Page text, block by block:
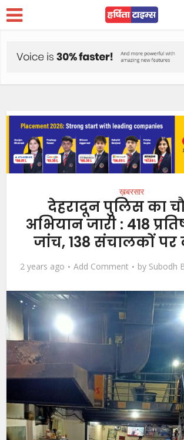
ख़बरसार
देहरादून पुलिस का
अभियान जारी : 418
जांच, 138 संचालकों पर
2 years ago Add Comment by Subodh